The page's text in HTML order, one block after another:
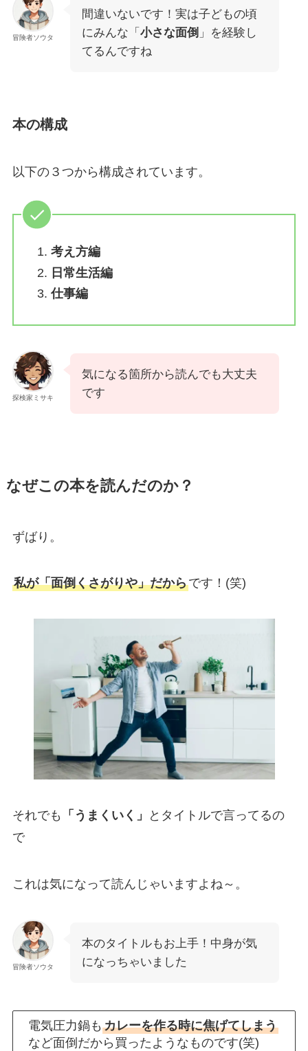
冒険者ソウタ
間違いないです！実は子どもの頃
にみんな「 小さな面倒 」を経験し
てるんですね
本の構成
以下の３つから構成されています。
考え方編
日常生活編
仕事編
探検家ミサキ
気になる箇所から読んでも大丈夫
です
なぜこの本を読んだのか？
ずばり。
私が「面倒くさがりや」だからです！(笑)
それでも 「うまくいく」
とタイトルで言ってるの
で
これは気になって読んじゃいますよね～。
冒険者ソウタ
本のタイトルもお上手！中身が気
になっちゃいました
電気圧力鍋もカレーを作る時に焦げてしまう
など面倒だから買ったようなものです(笑)